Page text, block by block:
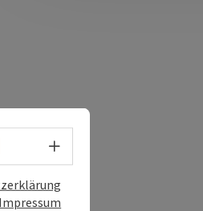
Sprachwahl - Menü öffnen
Impressum